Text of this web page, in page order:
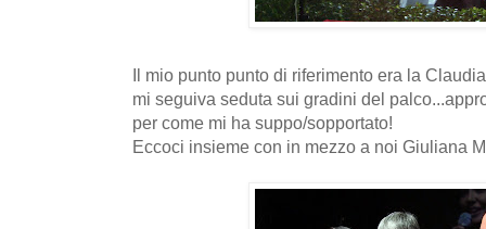
Il mio punto punto di riferimento era la
mi seguiva seduta sui gradini del
per come mi ha suppo/sopportato!
Eccoci insieme con in mezzo a noi Giuliana